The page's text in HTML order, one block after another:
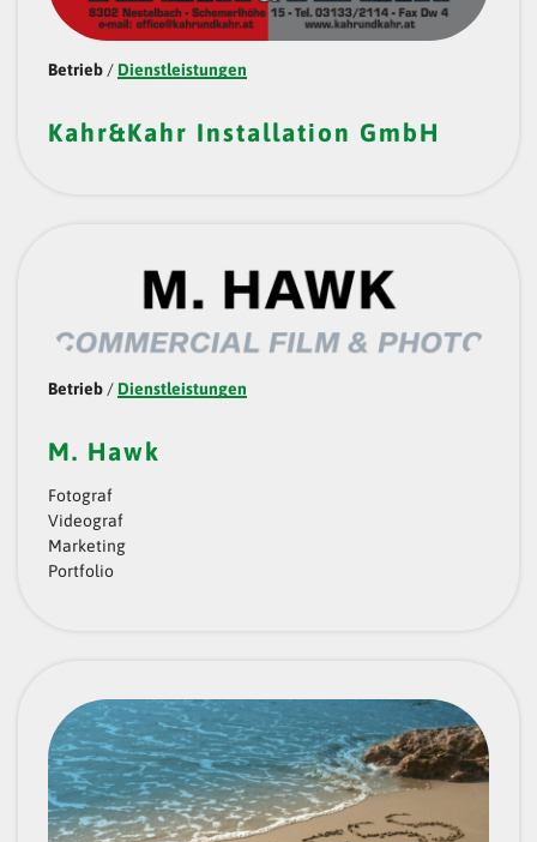
Betrieb / Dienstleistungen
Kahr&Kahr Installation GmbH
Betrieb / Dienstleistungen
M. Hawk
Fotograf
Videograf
Marketing
Portfolio